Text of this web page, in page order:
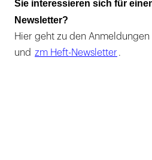
Sie interessieren sich für
Newsletter?
Hier geht zu den Anmeldungen
und zm Heft-Newsletter .